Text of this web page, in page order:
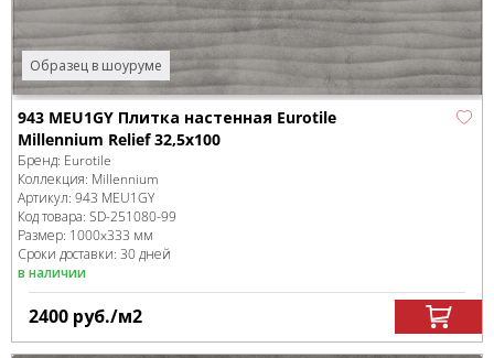
Образец в шоуруме
943 MEU1GY Плитка настенная Eurotile
Millennium Relief 32,5x100
Бренд: Eurotile
Коллекция: Millennium
Артикул: 943 MEU1GY
Код товара: SD-251080-99
Размер: 1000x333 мм
Сроки доставки: 30 дней
в наличии
2400 руб./м2